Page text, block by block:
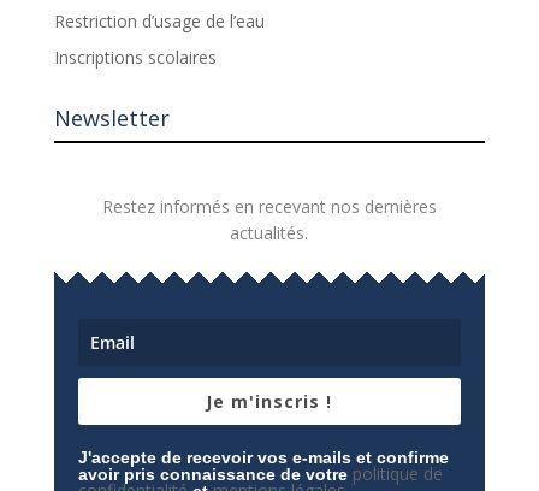
Restriction d’usage de l’eau
Inscriptions scolaires
Newsletter
Restez informés en recevant nos dernières
actualités.
Je m'inscris !
J'accepte de recevoir vos e-mails et confirme
avoir pris connaissance de votre politique de